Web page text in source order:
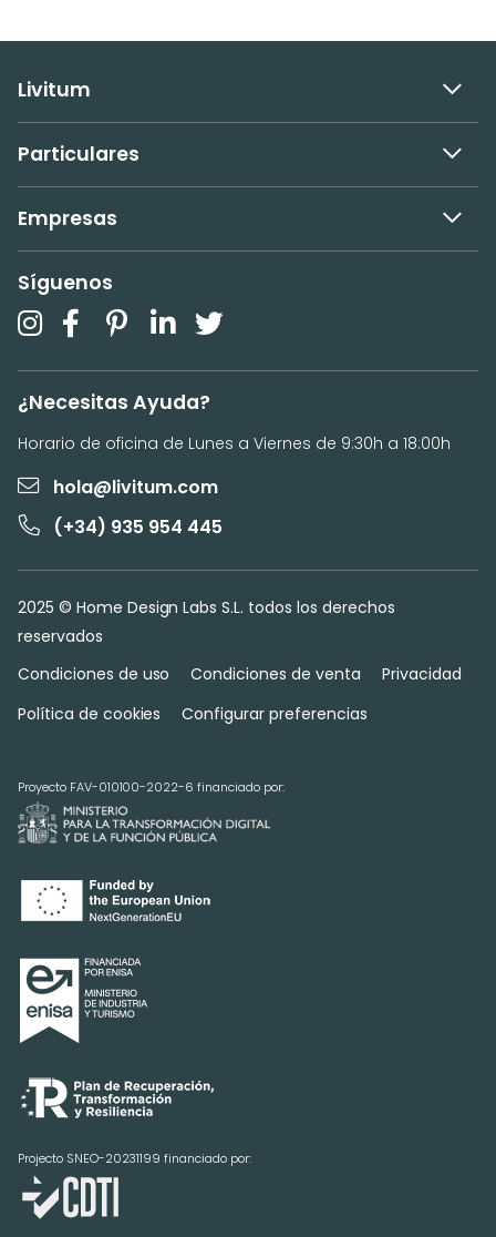
Livitum
Particulares
Empresas
Síguenos
¿Necesitas Ayuda?
Horario de oficina de Lunes a Viernes de 9:30h a 18:00h
hola@livitum.com
(+34) 935 954 445
2025 © Home Design Labs S.L. todos los derechos
reservados
Condiciones de uso
Condiciones de venta
Privacidad
Política de cookies
Configurar preferencias
Proyecto FAV-010100-2022-6 financiado por:
Projecto SNEO-20231199 financiado por: